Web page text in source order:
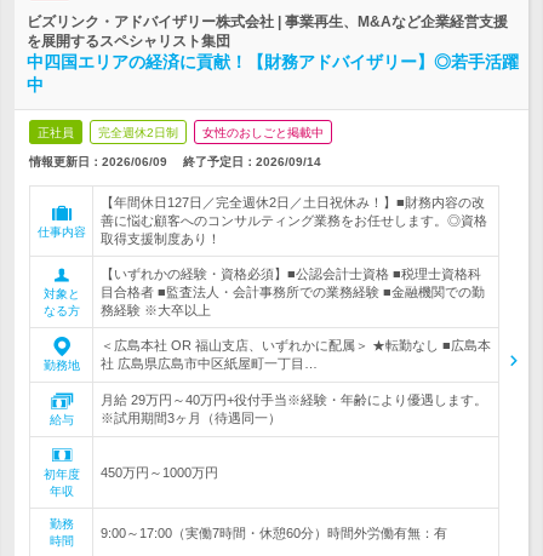
ビズリンク・アドバイザリー株式会社 | 事業再生、M&Aなど企業経営支援
を展開するスペシャリスト集団
中四国エリアの経済に貢献！【財務アドバイザリー】◎若手活躍
中
正社員 完全週休2日制 女性のおしごと掲載中
情報更新日：2026/06/09 終了予定日： 2026/09/14
仕事内容
【年間休日127日／完全週休2日／土日祝休み！】■財務内容の改
善に悩む顧客へのコンサルティング業務をお任せします。◎資格
取得支援制度あり！
対象と
なる方
【いずれかの経験・資格必須】■公認会計士資格 ■税理士資格科
目合格者 ■監査法人・会計事務所での業務経験 ■金融機関での勤
務経験 ※大卒以上
勤務地
＜広島本社 OR 福山支店、いずれかに配属＞ ★転勤なし ■広島本
社 広島県広島市中区紙屋町一丁目…
給与
月給 29万円～40万円+役付手当※経験・年齢により優遇します。
※試用期間3ヶ月（待遇同一）
初年度
年収
450万円～1000万円
勤務
時間
9:00～17:00（実働7時間・休憩60分）時間外労働有無：有